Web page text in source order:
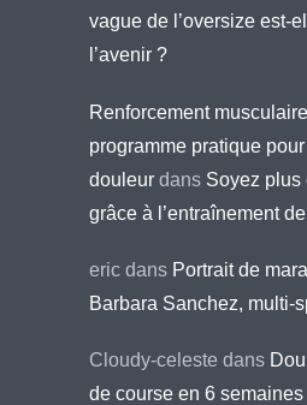
vague de l’oversize est-
l’avenir ?
Renforcement
programme pratique
douleur dans Soyez plus
grâce à l’entraînement
eric dans Portrait de
Barbara Sanchez, multi-
Cloudy-celeste dans
de course en 6